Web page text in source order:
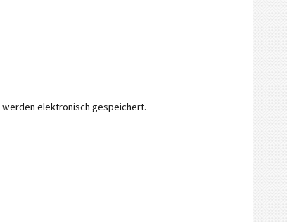
elektronisch gespeichert.